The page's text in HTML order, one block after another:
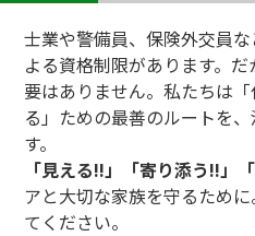
士業や警備員、保険外交員
よる資格制限があります。
要はありません。私たちは
る」ための最善のルートを
す。
「見える!!」「寄り添う!!」
アと大切な家族を守るため
てください。